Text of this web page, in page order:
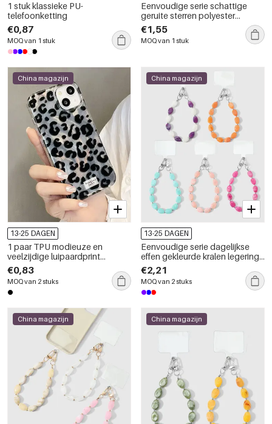
1 stuk klassieke PU-
telefoonketting
€0,87
MOQ van 1 stuk
Eenvoudige serie schattige
geruite sterren polyester
telefoonketting
€1,55
MOQ van 1 stuk
China magazijn
13-25 DAGEN
1 paar TPU modieuze en
veelzijdige luipaardprint
telefoonhoesjes
€0,83
MOQ van 2 stuks
China magazijn
13-25 DAGEN
Eenvoudige serie dagelijkse
effen gekleurde kralen legering
telefoonketting
€2,21
MOQ van 2 stuks
China magazijn China magazijn